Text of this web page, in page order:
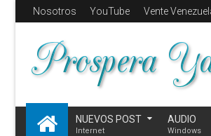
Nosotros YouTube Vente
NUEVOS POST
Internet
AUDIO
Windows